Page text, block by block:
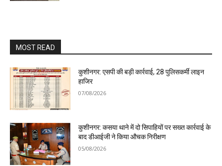
MOST READ
कुशीनगर: एसपी की बड़ी कार्रवाई, 28 पुलिसकर्मी लाइन
हाजिर
07/08/2026
कुशीनगर: कसया थाने में दो सिपाहियों पर सख्त कार्रवाई के
बाद डीआईजी ने किया औचक निरीक्षण
05/08/2026